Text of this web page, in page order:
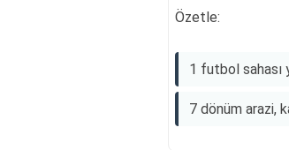
Özetle:
1 futbol sahası
7 dönüm arazi,